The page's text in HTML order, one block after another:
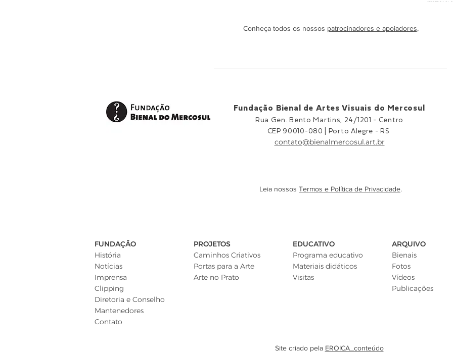
Conheça todos os nossos patrocinadores e apoiadores,
Fundação Bienal de Artes Visuais do Mercosul
Rua Gen. Bento Martins, 24/1201 - Centro
CEP 90010-080 |
Porto Alegre - RS
contato@bienalmercosul.art.br
Leia nossos Termos e Política de Privacidade.
Site criado pela EROICA_conteúdo
FUNDAÇÃO
História
Notícias
Imprensa
Clipping
Diretoria e Conselho
Mantenedores
Contato
PROJETOS
Caminhos Criativos
Portas para a Arte
Arte no Prato
EDUCATIVO
Programa educativo
Materiais didáticos
Visitas
ARQUIVO
Bienais
Fotos
Vídeos
Publicações